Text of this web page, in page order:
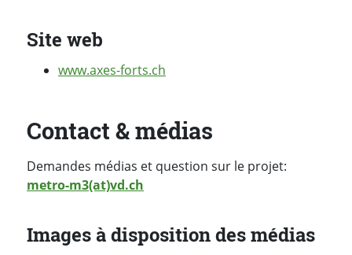
Site web
www.axes-forts.ch
Contact & médias
Demandes médias et question sur le projet:
metro-m3(at)vd.ch
Images à disposition des médias